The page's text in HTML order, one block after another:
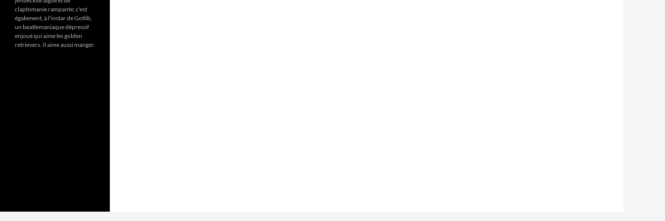
claptomanie rampante; c'est
également, à l'instar de Gotlib,
un beatlemaniaque dépressif
enjoué qui aime les golden
retrievers. Il aime aussi manger.